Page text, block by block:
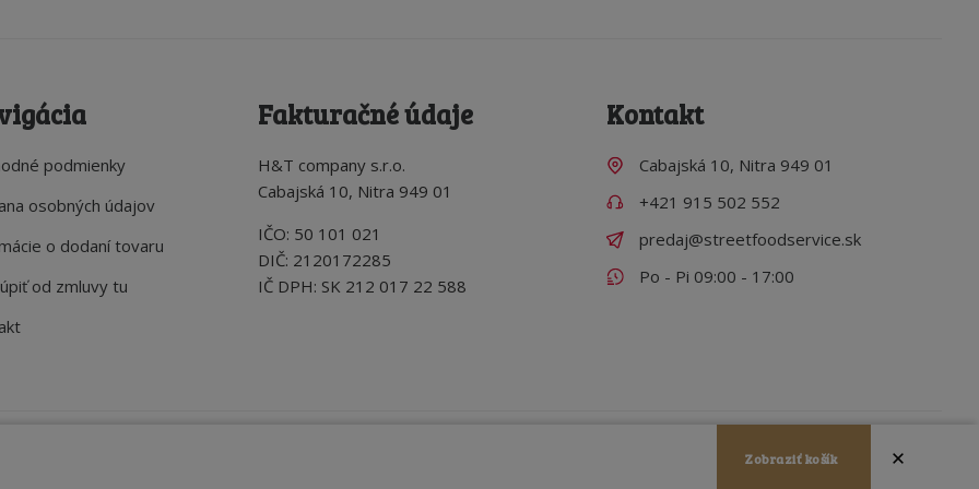
podmienky
osobných údajov
o dodaní tovaru
od zmluvy tu
Fakturačné údaje
H&T company s.r.o.
Cabajská 10, Nitra 949 01
IČO: 50 101 021
DIČ: 2120172285
IČ DPH: SK 212 017 22 588
Kontakt
Cabajská 10, Nitra 949 01
+421 915 502 552
predaj@streetfoodservice.sk
Po - Pi 09:00 - 17:00
prevádzky. Všetky práva vyhradené. Zobraziť košík